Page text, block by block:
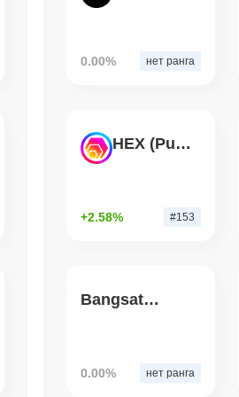
August 05 2026
Dinari выводит весь
BITCOIN CRYPTO SERVICES
BitGo переводит $7.4
0.00% нет ранга
HEX (Pulsechain)
+2.58% #153
Bangsat 666
0.00% нет ранга